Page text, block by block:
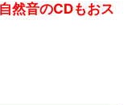
然音のCDもおス